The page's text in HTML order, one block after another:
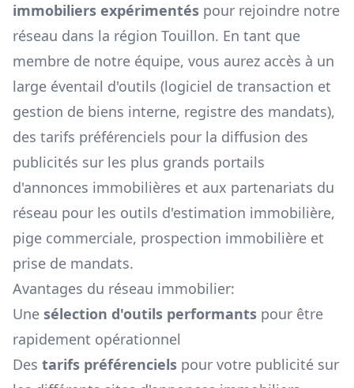
immobiliers expérimentés pour rejoindre notre
réseau dans la région Touillon. En tant que
membre de notre équipe, vous aurez accès à un
large éventail d'outils (logiciel de transaction et
gestion de biens interne, registre des mandats),
des tarifs préférenciels pour la diffusion des
publicités sur les plus grands portails
d'annonces immobilières et aux partenariats du
réseau pour les outils d'estimation immobilière,
pige commerciale, prospection immobilière et
prise de mandats.
Avantages du réseau immobilier:
Une sélection d'outils performants pour être
rapidement opérationnel
Des tarifs préférenciels pour votre publicité sur